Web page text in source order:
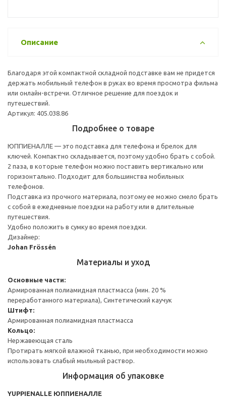
Описание
Благодаря этой компактной складной подставке вам не придется
держать мобильный телефон в руках во время просмотра фильма
или онлайн-встречи. Отличное решение для поездок и
путешествий.
Артикул: 405.038.86
Подробнее о товаре
ЮППИЕНАЛЛЕ — это подставка для телефона и брелок для
ключей. Компактно складывается, поэтому удобно брать с собой.
2 паза, в которые телефон можно поставить вертикально или
горизонтально. Подходит для большинства мобильных
телефонов.
Подставка из прочного материала, поэтому ее можно смело брать
с собой в ежедневные поездки на работу или в длительные
путешествия.
Удобно положить в сумку во время поездки.
Дизайнер:
Johan Frössén
Материалы и уход
Основные части:
Армированная полиамидная пластмасса (мин. 20 %
переработанного материала), Синтетический каучук
Штифт:
Армированная полиамидная пластмасса
Кольцо:
Нержавеющая сталь
Протирать мягкой влажной тканью, при необходимости можно
использовать слабый мыльный раствор.
Информация об упаковке
YUPPIENALLE ЮППИЕНАЛЛЕ